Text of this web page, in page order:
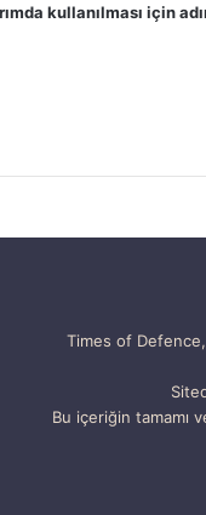
kullanılması için
Times of Defence,
Bu içeriğin tamamı